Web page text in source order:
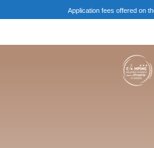
Application fees offered on